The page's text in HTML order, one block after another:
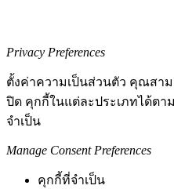
Privacy Preferences
ตั้งค่าความเป็นส่วนตัว คุณสาม
ปิด คุกกี้ในแต่ละประเภทได้ตา
จำเป็น
Manage Consent Preferences
คุกกี้ที่จำเป็น